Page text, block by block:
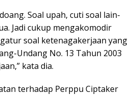
Soal upah, cuti soal lain-
Jadi cukup mengakomodir
soal ketenagakerjaan yang
Undang No. 13 Tahun 2003
kata dia.
terhadap Perppu Ciptaker